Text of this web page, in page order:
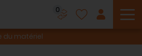
0
du matériel